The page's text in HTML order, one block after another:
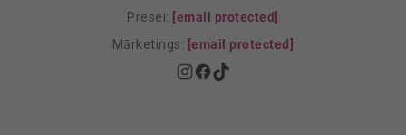
Presei: [email protected]
Mārketings: [email protected]